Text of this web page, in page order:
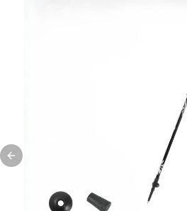
Previous slide